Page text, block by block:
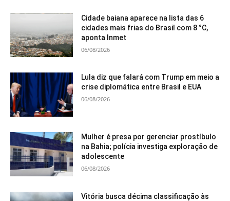
Cidade baiana aparece na lista das 6
cidades mais frias do Brasil com 8 °C,
aponta Inmet
06/08/2026
Lula diz que falará com Trump em meio a
crise diplomática entre Brasil e EUA
06/08/2026
Mulher é presa por gerenciar prostíbulo
na Bahia; polícia investiga exploração de
adolescente
06/08/2026
Vitória busca décima classificação às